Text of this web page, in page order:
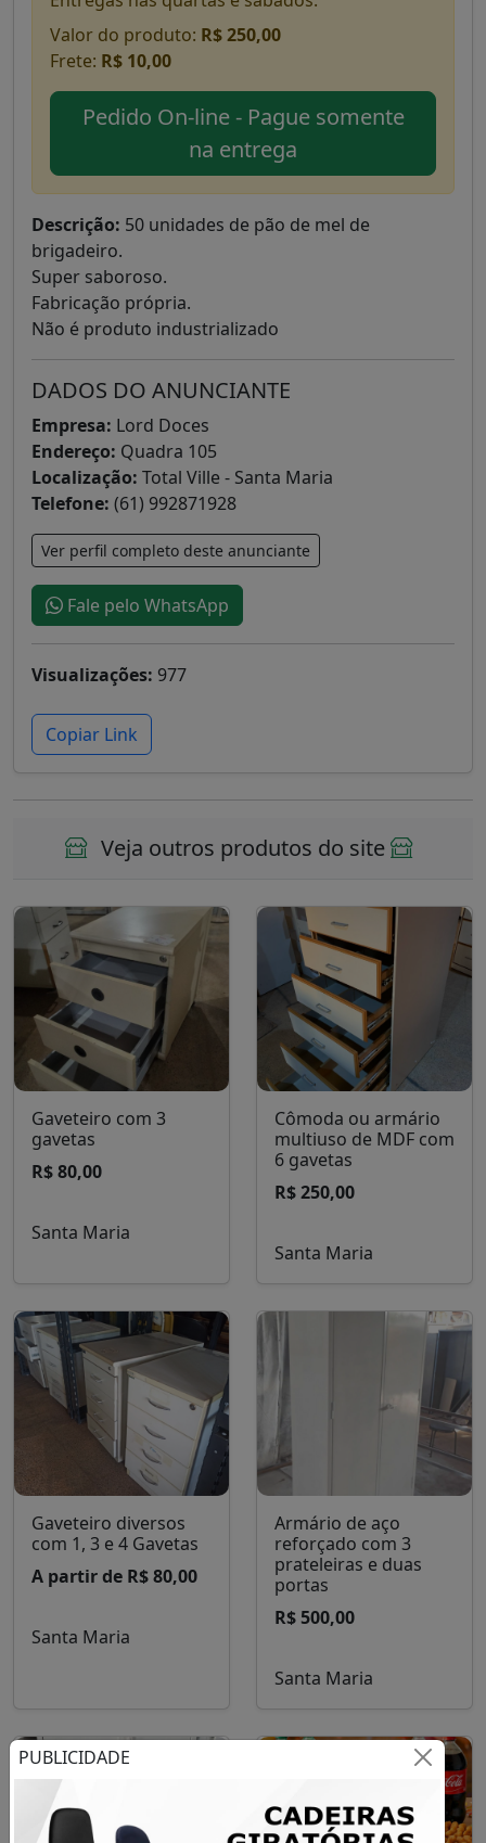
PUBLICIDADE
Valor do produto: R$ 250,00
Frete: R$ 10,00
Pedido On-line - Pague somente
na entrega
Descrição: 50 unidades de pão de mel de
brigadeiro.
Super saboroso.
Fabricação própria.
Não é produto industrializado
DADOS DO ANUNCIANTE
Empresa: Lord Doces
Endereço: Quadra 105
Localização: Total Ville - Santa Maria
Telefone: (61) 992871928
Ver perfil completo deste anunciante
Fale pelo WhatsApp
Visualizações: 977
Copiar Link
Veja outros produtos do site
Gaveteiro com 3
gavetas
R$ 80,00
Santa Maria
Cômoda ou armário
multiuso de MDF com
6 gavetas
R$ 250,00
Santa Maria
Gaveteiro diversos
com 1, 3 e 4 Gavetas
A partir de R$ 80,00
Santa Maria
Armário de aço
reforçado com 3
prateleiras e duas
portas
R$ 500,00
Santa Maria